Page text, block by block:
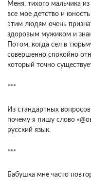
Меня, тихого мальчика
все мое детство и
этим людям очень
здоровым мужиком и
Потом, когда сел в
совершенно спокойно
который точно
***
Из стандартных
почему я пишу слово
русский язык.
***
Бабушка мне часто